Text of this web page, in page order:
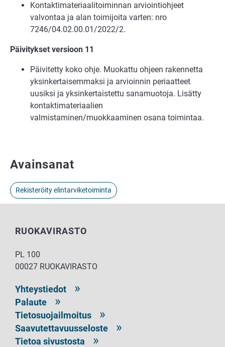
Avainsanat
Rekisteröity elintarviketoiminta
Kontaktimateriaalitoiminnan arviointiohjeet
valvontaa ja alan toimijoita varten: nro
7246/04.02.00.01/2022/2.
Päivitykset versioon 11
Päivitetty koko ohje. Muokattu ohjeen rakennetta
yksinkertaisemmaksi ja arvioinnin periaatteet
uusiksi ja yksinkertaistettu sanamuotoja. Lisätty
kontaktimateriaalien
valmistaminen/muokkaaminen osana toimintaa.
RUOKAVIRASTO
PL 100
00027 RUOKAVIRASTO
Yhteystiedot
Palaute
Tietosuojailmoitus
Saavutettavuusseloste
Tietoa sivustosta